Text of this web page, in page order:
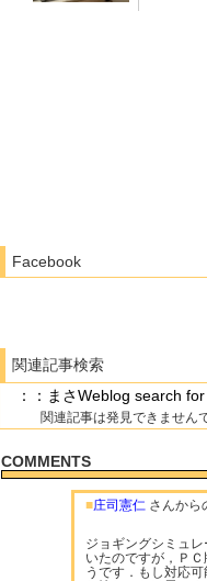
Facebook
関連記事検索
：：まさWeblog search
関連記事は発見できません
COMMENTS
■庄司憲仁 さんから
ジョギングシミュ
いたのですが，Ｐ
うです．もし対応